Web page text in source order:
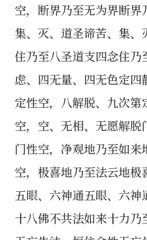
空，断界乃至无为界断界
集、灭、道圣谛苦、集
住乃至八圣道支四念住
虑、四无量、四无色定
定性空，八解脱、九次
空，空、无相、无愿解
门性空，净观地乃至如
空，极喜地乃至法云地极
五眼、六神通五眼、六
十八佛不共法如来十力乃